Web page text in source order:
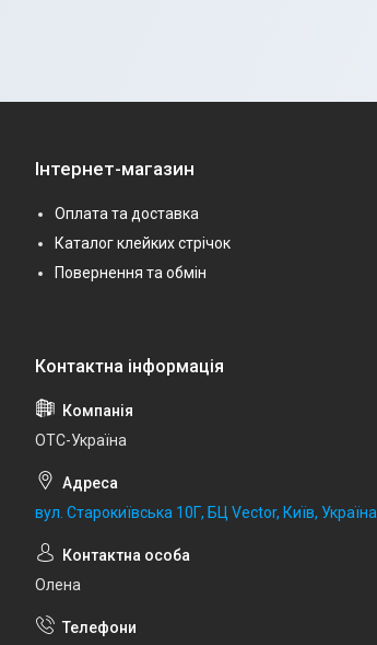
Інтернет-магазин
Оплата та доставка
Каталог клейких стрічок
Повернення та обмін
ОТС-Україна
вул. Старокиївська 10Г, БЦ Vector, Київ, Україна
Олена